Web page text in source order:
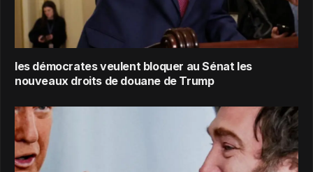
les démocrates veulent bloquer au Sénat les
nouveaux droits de douane de Trump